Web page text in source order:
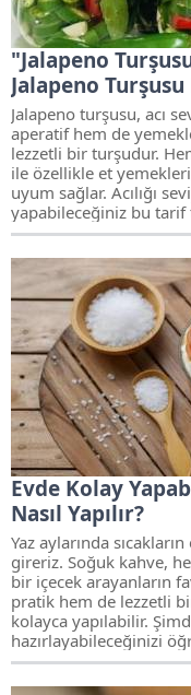
"Jalapeno
Jalapeno Turşusu
Jalapeno turşusu, acı
aperatif hem de
lezzetli bir turşudur.
ile özellikle et
uyum sağlar. Acılığı
yapabileceğiniz bu tarif
Evde Kolay
Nasıl Yapılır?
Yaz aylarında
gireriz. Soğuk kahve,
bir içecek arayanların
pratik hem de lezzetli
kolayca yapılabilir.
hazırlayabileceğinizi